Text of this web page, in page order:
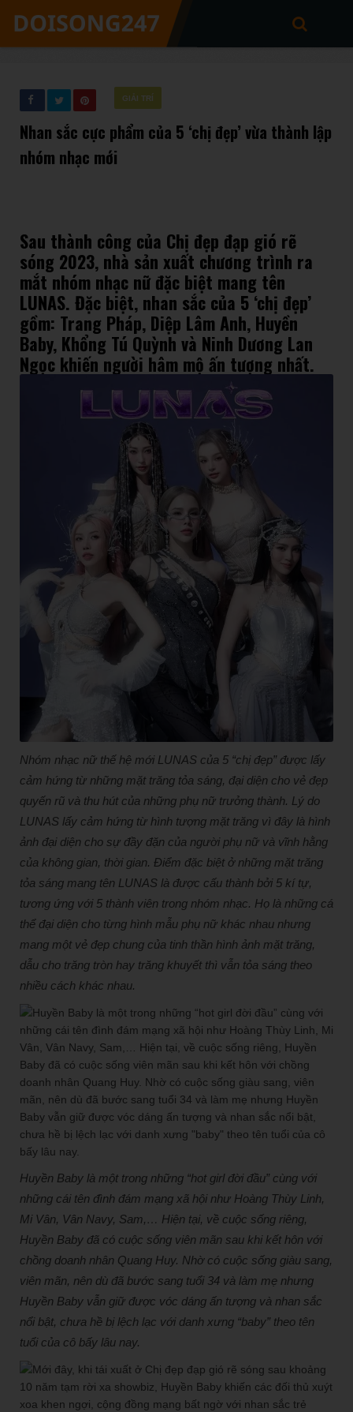
GIẢI TRÍ
Nhan sắc cực phẩm của 5 ‘chị đẹp’ vừa thành lập
nhóm nhạc mới
Sau thành công của Chị đẹp đạp gió rẽ
sóng 2023, nhà sản xuất chương trình ra
mắt nhóm nhạc nữ đặc biệt mang tên
LUNAS. Đặc biệt, nhan sắc của 5 ‘chị đẹp’
gồm: Trang Pháp, Diệp Lâm Anh, Huyền
Baby, Khổng Tú Quỳnh và Ninh Dương Lan
Ngọc khiến người hâm mộ ấn tượng nhất.
Nhóm nhạc nữ thế hệ mới LUNAS của 5 “chị đẹp” được lấy
cảm hứng từ những mặt trăng tỏa sáng, đại diện cho vẻ đẹp
quyến rũ và thu hút của những phụ nữ trưởng thành. Lý do
LUNAS lấy cảm hứng từ hình tượng mặt trăng vì đây là hình
ảnh đại diện cho sự đầy đặn của người phụ nữ và vĩnh hằng
của không gian, thời gian. Điểm đặc biệt ở những mặt trăng
tỏa sáng mang tên LUNAS là được cấu thành bởi 5 kí tự,
tương ứng với 5 thành viên trong nhóm nhạc. Họ là những cá
thể đại diện cho từng hình mẫu phụ nữ khác nhau nhưng
mang một vẻ đẹp chung của tinh thần hình ảnh mặt trăng,
dẫu cho trăng tròn hay trăng khuyết thì vẫn tỏa sáng theo
nhiều cách khác nhau.
Huyền Baby là một trong những “hot girl đời đầu” cùng với
những cái tên đình đám mạng xã hội như Hoàng Thùy Linh,
Mi Vân, Vân Navy, Sam,… Hiện tại, về cuộc sống riêng,
Huyền Baby đã có cuộc sống viên mãn sau khi kết hôn với
chồng doanh nhân Quang Huy. Nhờ có cuộc sống giàu sang,
viên mãn, nên dù đã bước sang tuổi 34 và làm mẹ nhưng
Huyền Baby vẫn giữ được vóc dáng ấn tượng và nhan sắc
nổi bật, chưa hề bị lệch lạc với danh xưng “baby” theo tên
tuổi của cô bấy lâu nay.